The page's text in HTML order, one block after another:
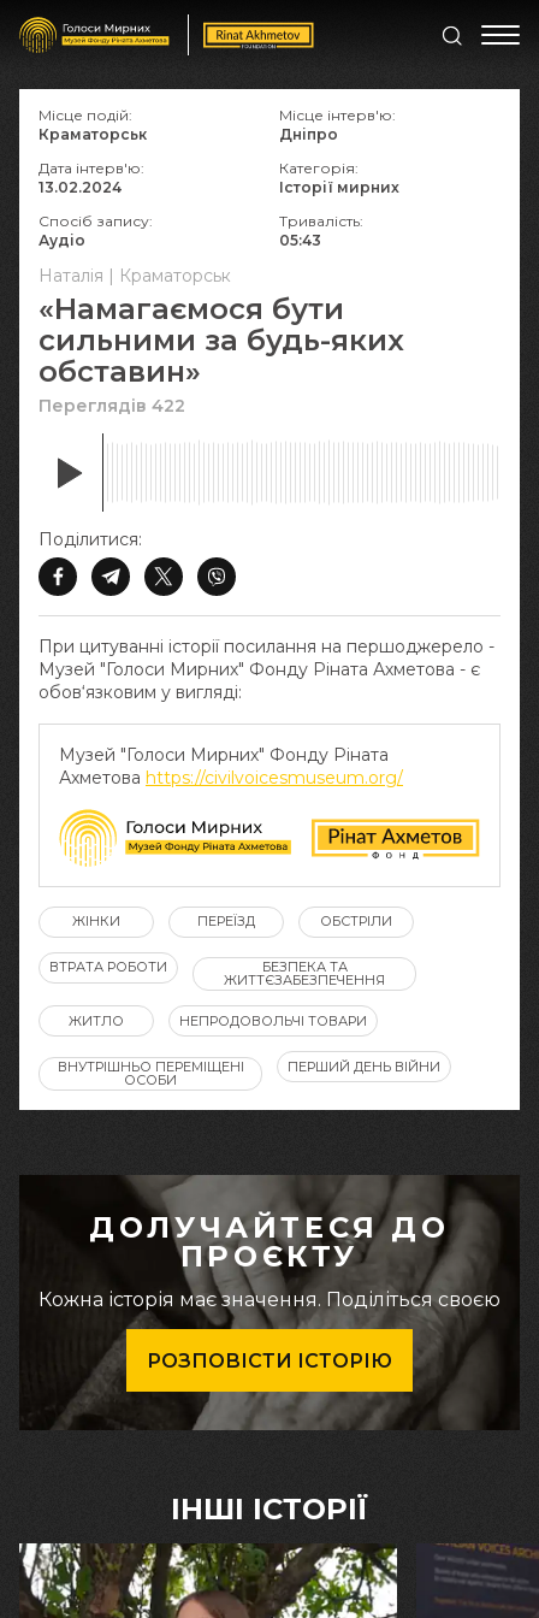
Наталія | Краматорськ
«Намагаємося бути
сильними за будь-яких
обставин»
Переглядів 422
При цитуванні історії посилання на першоджерело -
Музей "Голоси Мирних" Фонду Ріната Ахметова - є
обов‘язковим у вигляді:
Музей "Голоси Мирних" Фонду Ріната
Ахметова https://civilvoicesmuseum.org/
Поділитися:
Місце подій:
Краматорськ
Місце інтерв'ю:
Дніпро
Дата інтерв'ю:
13.02.2024
Категорія:
Історії мирних
Спосіб запису:
Аудіо
Тривалість:
05:43
ЖІНКИ ПЕРЕЇЗД ОБСТРІЛИ
ВТРАТА РОБОТИ БЕЗПЕКА ТА
ЖИТТЄЗАБЕЗПЕЧЕННЯ
ЖИТЛО НЕПРОДОВОЛЬЧІ ТОВАРИ
ВНУТРІШНЬО ПЕРЕМІЩЕНІ
ОСОБИ
ПЕРШИЙ ДЕНЬ ВІЙНИ
ДОЛУЧАЙТЕСЯ ДО
ПРОЄКТУ
Кожна історія має значення. Поділіться своєю
РОЗПОВІСТИ ІСТОРІЮ
ІНШІ ІСТОРІЇ